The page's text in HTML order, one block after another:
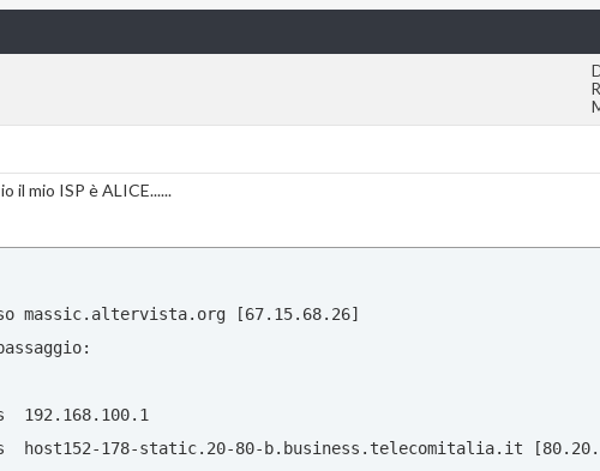
per connessione:
. . . . . . . : Sierra Wireless EDGE Adapter
abilitata   : Sì
. . . . . . . : 255.255.255.255
. . . . . . . : 217.201.216.253
. . . . . .  : 213.230.128.222
. . . . . . . : mercoledì 4 ottobre 2006 17.11.21
. . . . . . .  : sabato 7 ottobre 2006 17.11.21
ivhou-207-218-245-124.ev1.net [207.218.245.124]
scaduta.
scaduta.
scaduta.
scaduta.
scaduta.
scaduta.
scaduta.
il mio ISP è ALICE......
massic.altervista.org [67.15.68.26]
192.168.100.1
host152-178-static.20-80-b.business.telecomitalia.it